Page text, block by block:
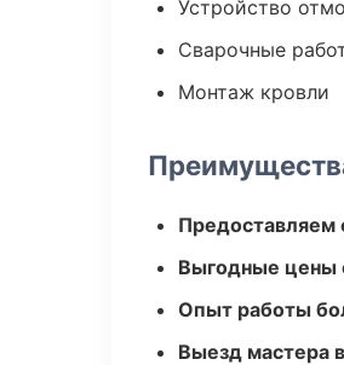
Устройство
Сварочные
Монтаж кровли
Предоставляем
Выгодные цены
Опыт работы
Выезд мастера